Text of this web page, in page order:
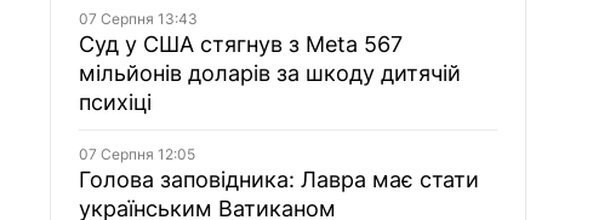
07 Серпня 13:43
Суд у США стягнув з Meta 567
мільйонів доларів за шкоду дитячій
психіці
07 Серпня 12:05
Голова заповідника: Лавра має стати
українським Ватиканом